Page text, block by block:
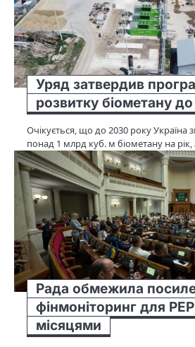
Уряд затвердив
розвитку біометану
Очікується, що до 2030 року Україна
понад 1 млрд куб. м біометану на
Рада обмежила
фінмоніторинг для
місяцями